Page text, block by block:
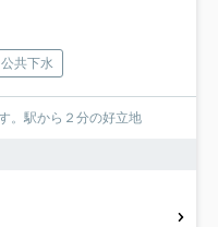
公共下水
。駅から２分の好立地